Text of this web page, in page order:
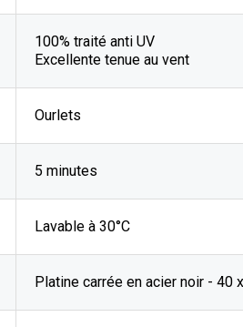
100% traité anti UV
Excellente tenue au vent
Ourlets
5 minutes
Lavable à 30°C
Platine carrée en acier noir - 40